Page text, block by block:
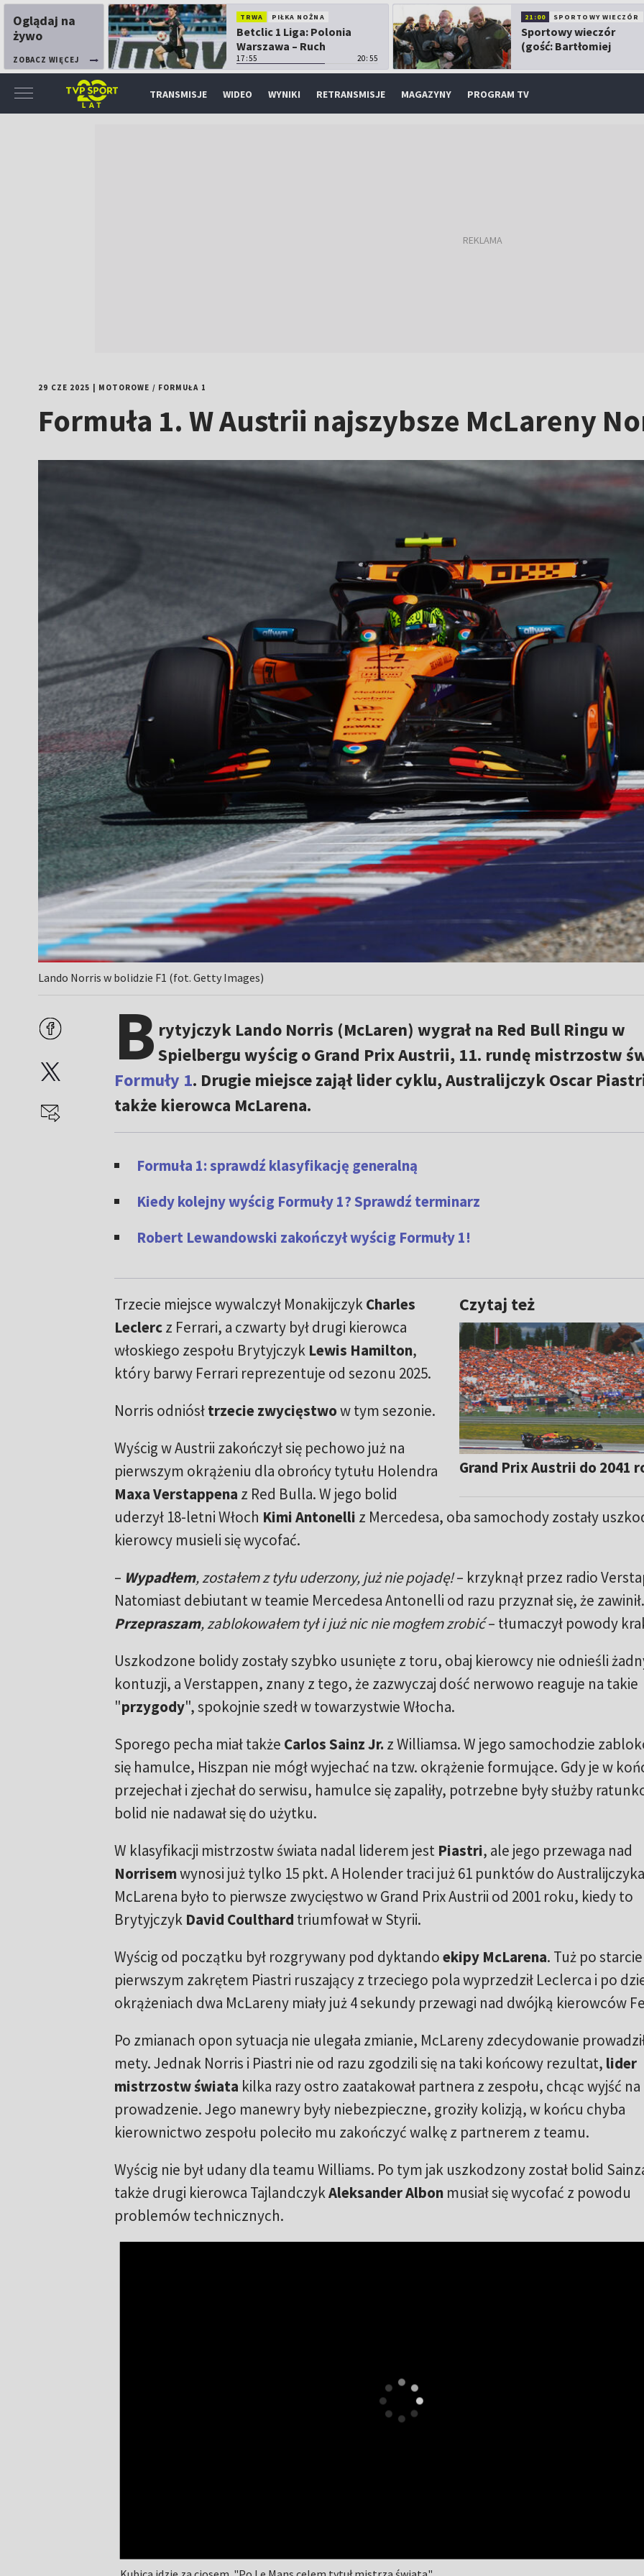
Oglądaj na
żywo
ZOBACZ WIĘCEJ
TRWA PIŁKA NOŻNA
Betclic 1 Liga: Polonia
Warszawa – Ruch
Chorzów
17:55 20:55
21:00 SPORTOWY WIECZÓR
Sportowy wieczór
(gość: Bartłomiej
TRANSMISJE WIDEO WYNIKI RETRANSMISJE MAGAZYNY PROGRAM TV
29 CZE 2025 MOTOROWE / FORMUŁA 1
Formuła 1. W Austrii najszybsze McLareny
Lando Norris w bolidzie F1 (fot. Getty Images)
B rytyjczyk Lando Norris (McLaren) wygrał na Red Bull Ringu w
Spielbergu wyścig o Grand Prix Austrii, 11. rundę mistrzostw
Formuły 1. Drugie miejsce zajął lider cyklu, Australijczyk Oscar
także kierowca McLarena.
Formuła 1: sprawdź klasyfikację generalną
Kiedy kolejny wyścig Formuły 1? Sprawdź terminarz
Robert Lewandowski zakończył wyścig Formuły 1!
Czytaj też
Grand Prix Austrii do 2041
Trzecie miejsce wywalczył MonakijczykCharles
Leclercz Ferrari, a czwarty był drugi kierowca
włoskiego zespołu Brytyjczyk Lewis Hamilton,
który barwy Ferrari reprezentuje od sezonu 2025.
Norris odniósłtrzecie zwycięstwow tym sezonie.
Wyścig w Austrii zakończył się pechowo już na
pierwszym okrążeniu dla obrońcy tytułu Holendra
Maxa Verstappena z Red Bulla. W jego bolid
uderzył 18-letni Włoch Kimi Antonelli z Mercedesa, oba samochody zostały
kierowcy musieli się wycofać.
– Wypadłem, zostałem z tyłu uderzony, już nie pojadę!– krzyknął przez radio
Natomiast debiutant w teamie Mercedesa Antonelli od razu przyznał się, że
Przepraszam, zablokowałem tył i już nic nie mogłem zrobić– tłumaczył powody
Uszkodzone bolidy zostały szybko usunięte z toru, obaj kierowcy nie odnieśli
kontuzji, a Verstappen, znany z tego, że zazwyczaj dość nerwowo reaguje na takie
"przygody", spokojnie szedł w towarzystwie Włocha.
Sporego pecha miał także Carlos Sainz Jr. z Williamsa. W jego samochodzie
się hamulce, Hiszpan nie mógł wyjechać na tzw. okrążenie formujące. Gdy je w
przejechał i zjechał do serwisu, hamulce się zapaliły, potrzebne były służby
bolid nie nadawał się do użytku.
W klasyfikacji mistrzostw świata nadal liderem jest Piastri, ale jego przewaga nad
Norrisemwynosi już tylko 15 pkt. A Holender traci już 61 punktów do
McLarena było to pierwsze zwycięstwo w Grand Prix Austrii od 2001 roku, kiedy to
Brytyjczyk David Coulthard triumfował w Styrii.
Wyścig od początku był rozgrywany pod dyktandoekipy McLarena. Tuż po
pierwszym zakrętem Piastri ruszający z trzeciego pola wyprzedził Leclerca i po
okrążeniach dwa McLareny miały już 4 sekundy przewagi nad dwójką kierowców
Po zmianach opon sytuacja nie ulegała zmianie, McLareny zdecydowanie
mety. Jednak Norris i Piastri nie od razu zgodzili się na taki końcowy rezultat, lider
mistrzostw świata kilka razy ostro zaatakował partnera z zespołu, chcąc wyjść na
prowadzenie. Jego manewry były niebezpieczne, groziły kolizją, w końcu chyba
kierownictwo zespołu poleciło mu zakończyć walkę z partnerem z teamu.
Wyścig nie był udany dla teamu Williams. Po tym jak uszkodzony został bolid
także drugi kierowca TajlandczykAleksander Albonmusiał się wycofać z powodu
problemów technicznych.